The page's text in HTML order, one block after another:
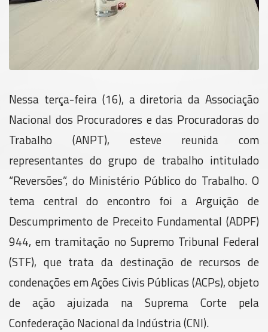
Nessa terça-feira (16), a diretoria da Associação
Nacional dos Procuradores e das Procuradoras do
Trabalho (ANPT), esteve reunida com
representantes do grupo de trabalho intitulado
“Reversões”, do Ministério Público do Trabalho. O
tema central do encontro foi a Arguição de
Descumprimento de Preceito Fundamental (ADPF)
944, em tramitação no Supremo Tribunal Federal
(STF), que trata da destinação de recursos de
condenações em Ações Civis Públicas (ACPs), objeto
de ação ajuizada na Suprema Corte pela
Confederação Nacional da Indústria (CNI).